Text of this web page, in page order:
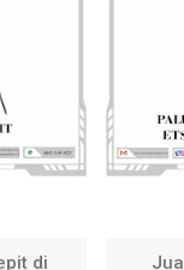
di